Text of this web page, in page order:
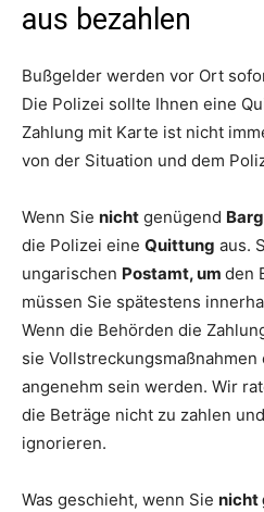
aus bezahlen
Bußgelder werden vor Ort
Die Polizei sollte Ihnen eine
Zahlung mit Karte ist nicht
von der Situation und dem
Wenn Sie nicht genügend
die Polizei eine Quittung aus.
ungarischen Postamt, um den
müssen Sie spätestens
Wenn die Behörden die
sie
angenehm sein werden. Wir
die Beträge nicht zu zahlen
ignorieren.
Was geschieht, wenn Sie nicht